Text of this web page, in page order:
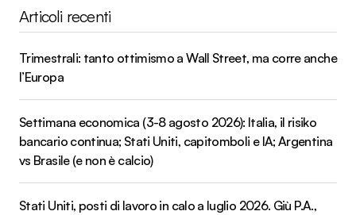
Articoli recenti
Trimestrali: tanto ottimismo a Wall Street, ma corre anche
l’Europa
Settimana economica (3-8 agosto 2026): Italia, il risiko
bancario continua; Stati Uniti, capitomboli e IA; Argentina
vs Brasile (e non è calcio)
Stati Uniti, posti di lavoro in calo a luglio 2026. Giù P.A.,